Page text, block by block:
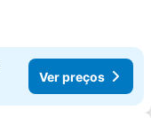
Ver preços